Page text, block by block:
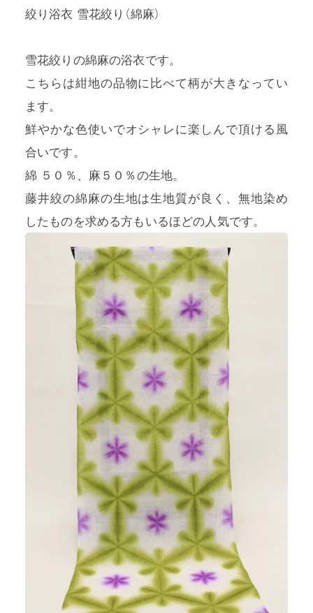
絞り浴衣 雪花絞り（綿麻）
雪花絞りの綿麻の浴衣です。
こちらは紺地の品物に比べて柄が大きなってい
ます。
鮮やかな色使いでオシャレに楽しんで頂ける風
合いです。
綿 ５０％、麻５０％の生地。
藤井絞の綿麻の生地は生地質が良く、無地染め
したものを求める方もいるほどの人気です。